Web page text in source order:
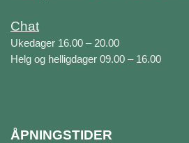
Chat
Ukedager 16.00 – 20.00
Helg og helligdager 09.00 – 16.00
ÅPNINGSTIDER